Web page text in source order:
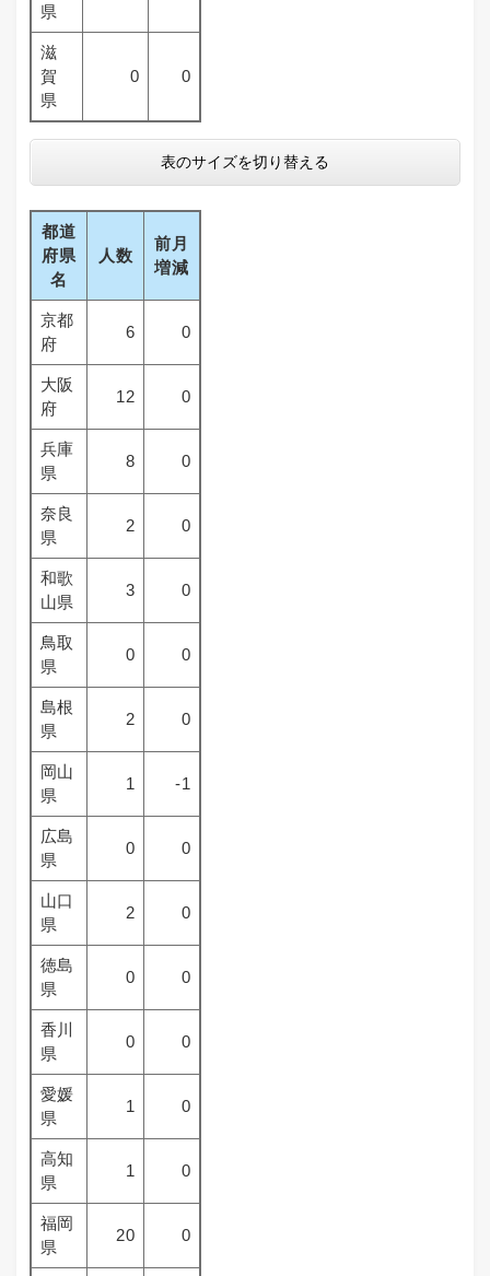
県
滋
賀
県
0 0
表のサイズを切り替える
都道
府県
名
人数
前月
増減
京都
府
6 0
大阪
府
12 0
兵庫
県
8 0
奈良
県
2 0
和歌
山県
3 0
鳥取
県
0 0
島根
県
2 0
岡山
県
1 -1
広島
県
0 0
山口
県
2 0
徳島
県
0 0
香川
県
0 0
愛媛
県
1 0
高知
県
1 0
福岡
県
20 0